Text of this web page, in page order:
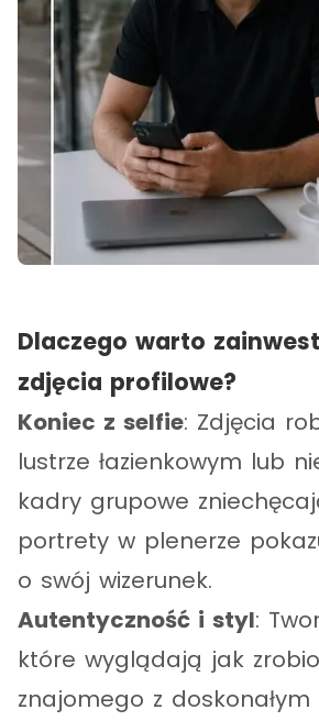
Dlaczego warto
zdjęcia profilowe?
Koniec z selfie: Zdjęcia
lustrze łazienkowym lub
kadry grupowe
portrety w plenerze
o swój wizerunek.
Autentyczność i styl:
które wyglądają jak
znajomego z